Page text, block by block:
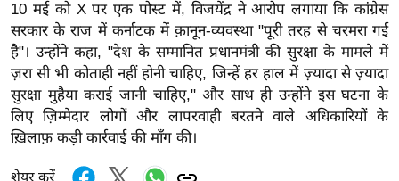
B
r
e
a
k
i
10 मई को X पर एक पोस्ट में, विजयेंद्र ने आरोप लगाया कि कांग्रेस
सरकार के राज में कर्नाटक में क़ानून-व्यवस्था "पूरी तरह से चरमरा गई
है"। उन्होंने कहा, "देश के सम्मानित प्रधानमंत्री की सुरक्षा के मामले में
ज़रा सी भी कोताही नहीं होनी चाहिए, जिन्हें हर हाल में ज़्यादा से ज़्यादा
सुरक्षा मुहैया कराई जानी चाहिए," और साथ ही उन्होंने इस घटना के
लिए ज़िम्मेदार लोगों और लापरवाही बरतने वाले अधिकारियों के
ख़िलाफ़ कड़ी कार्रवाई की माँग की।
शेयर करें